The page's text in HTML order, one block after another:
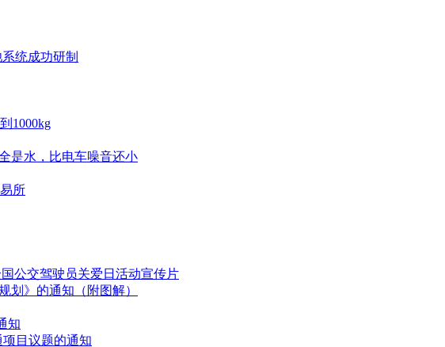
统成功研制
1000kg
是水，比电车噪音还小
所
公交驾驶员关爱日活动宣传片
划》的通知（附图解）
知
目议题的通知